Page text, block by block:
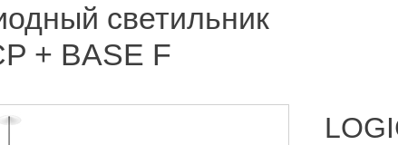
светильник
+ BASE F